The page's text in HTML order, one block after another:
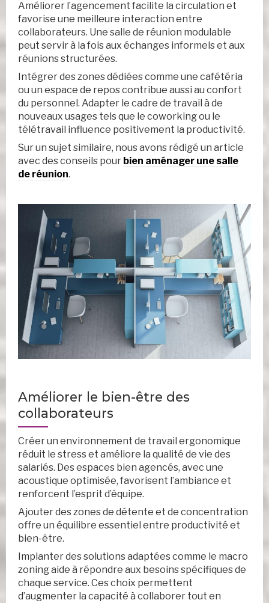
Améliorer l’agencement facilite la circulation et
favorise une meilleure interaction entre
collaborateurs. Une salle de réunion modulable
peut servir à la fois aux échanges informels et aux
réunions structurées.
Intégrer des zones dédiées comme une cafétéria
ou un espace de repos contribue aussi au confort
du personnel. Adapter le cadre de travail à de
nouveaux usages tels que le coworking ou le
télétravail influence positivement la productivité.
Sur un sujet similaire, nous avons rédigé un article
avec des conseils pour bien aménager une salle
de réunion.
Améliorer le bien-être des
collaborateurs
Créer un environnement de travail ergonomique
réduit le stress et améliore la qualité de vie des
salariés. Des espaces bien agencés, avec une
acoustique optimisée, favorisent l’ambiance et
renforcent l’esprit d’équipe.
Ajouter des zones de détente et de concentration
offre un équilibre essentiel entre productivité et
bien-être.
Implanter des solutions adaptées comme le macro
zoning aide à répondre aux besoins spécifiques de
chaque service. Ces choix permettent
d’augmenter la capacité à collaborer tout en